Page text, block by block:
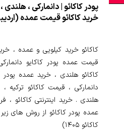
پودر کاکائو | دانمارکی ،
خرید کاکائو قیمت عمده
کاکائو خرید کیلویی و عمده ،
کاکائو هلندی ، خرید عمده
هلندی . خرید اینترنتی کاکائو ،
عمده پودر کاکائو از روش های
کاکائو ۱۴۰۵)